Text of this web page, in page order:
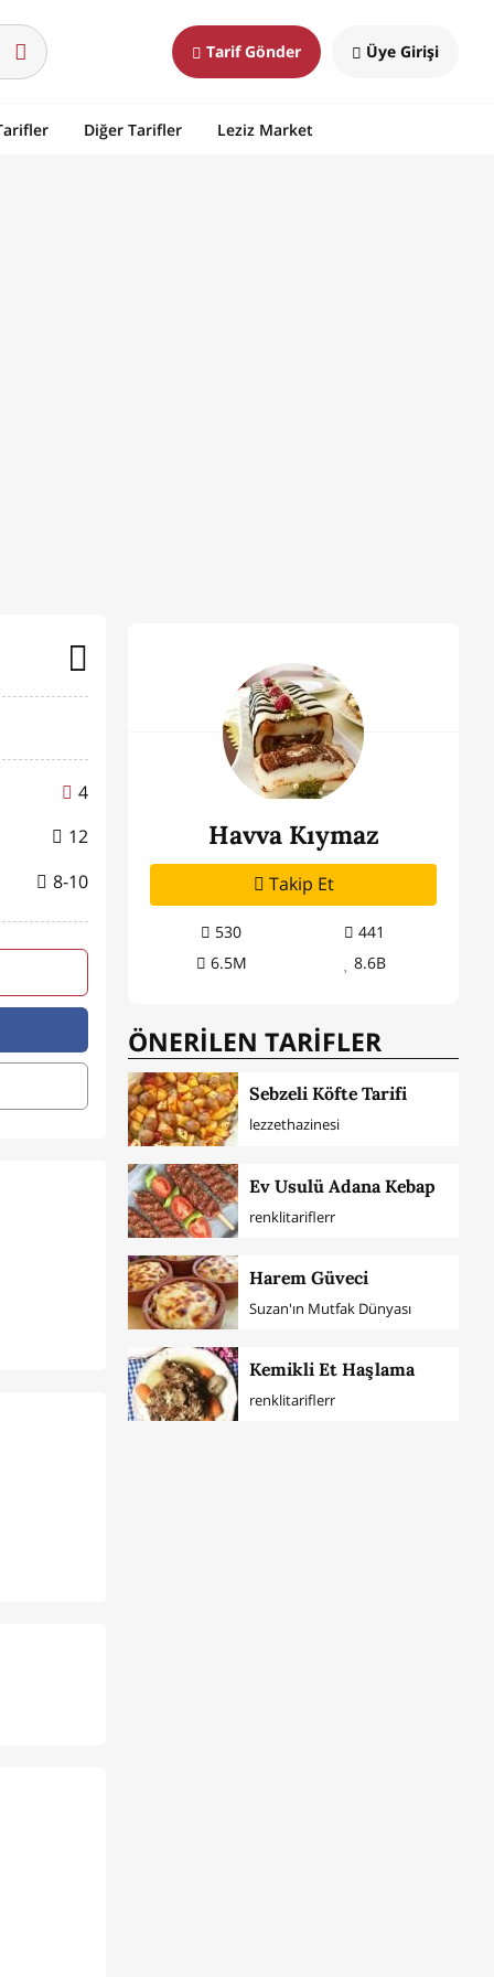
Tarif Gönder Üye Girişi
Diğer Tarifler Leziz Market
4
12
8-10
Havva Kıymaz
Takip Et
530
441
6.5M
8.6B
ÖNERİLEN TARİFLER
Sebzeli Köfte Tarifi
lezzethazinesi
Ev Usulü Adana Kebap
renklitariflerr
Harem Güveci
Suzan'ın Mutfak Dünyası
Kemikli Et Haşlama
renklitariflerr